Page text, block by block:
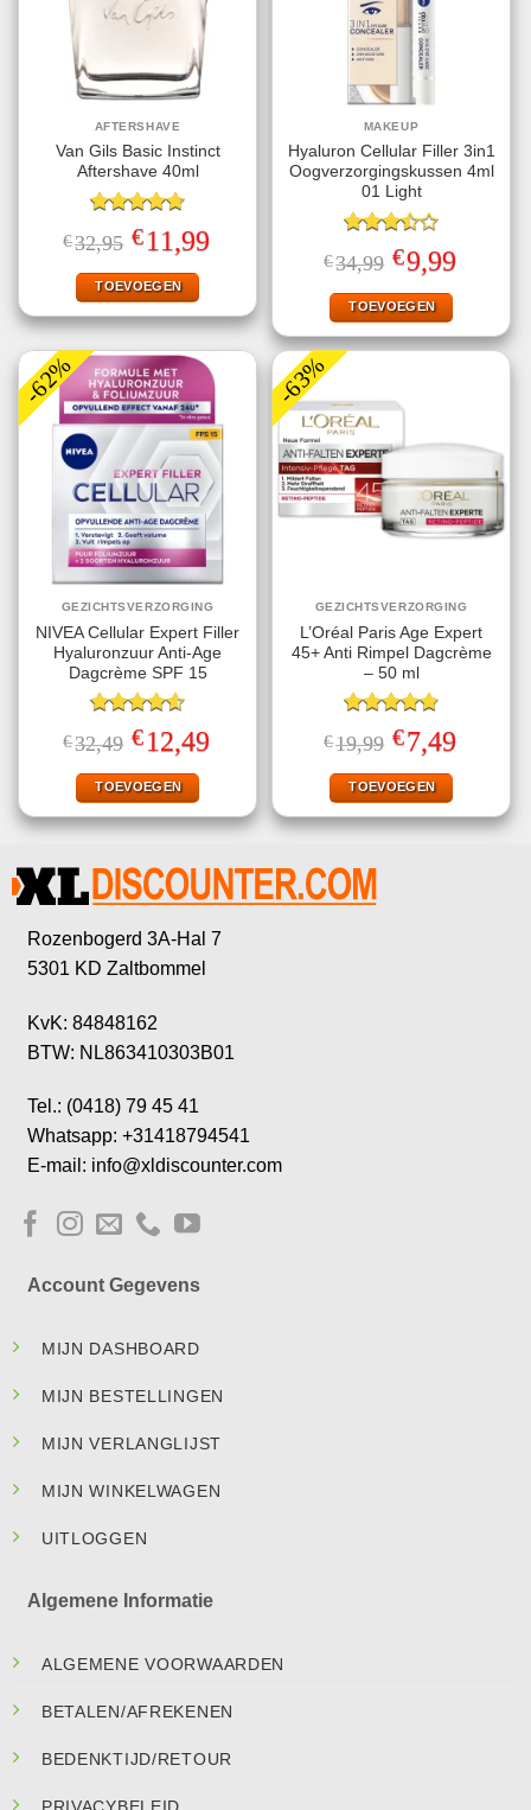
AFTERSHAVE
Van Gils Basic Instinct
Aftershave 40ml
Gewaardeerd
4.71uit 5
€32,95 Oorspronkelijke
prijs
was:
€32,95.
€11,99Huidige
prijs
TOEVOEGEN
MAKEUP
Hyaluron Cellular Filler 3in1
Oogverzorgingskussen 4ml
01 Light
Gewaardeerd
3.50uit
€34,99 Oorspronkelijke
prijs
was:
€34,99.
€9,99Huidige
prijs
TOEVOEGEN
-62%
GEZICHTSVERZORGING
NIVEA Cellular Expert Filler
Hyaluronzuur Anti-Age
Dagcrème SPF 15
Gewaardeerd
4.60uit 5
€32,49 Oorspronkelijke
prijs
was:
€32,49.
€12,49Huidige
prijs
TOEVOEGEN
-63%
GEZICHTSVERZORGING
L’Oréal Paris Age Expert
45+ Anti Rimpel Dagcrème
– 50 ml
Gewaardeerd
4.80uit 5
€19,99 Oorspronkelijke
prijs
was:
€19,99.
€7,49Huidige
prijs
TOEVOEGEN
Rozenbogerd 3A-Hal 7
5301 KD Zaltbommel
KvK: 84848162
BTW: NL863410303B01
Tel.: (0418) 79 45 41
Whatsapp: +31418794541
E-mail: info@xldiscounter.com
Account Gegevens
MIJN DASHBOARD
MIJN BESTELLINGEN
MIJN VERLANGLIJST
MIJN WINKELWAGEN
UITLOGGEN
Algemene Informatie
ALGEMENE VOORWAARDEN
BETALEN/AFREKENEN
BEDENKTIJD/RETOUR